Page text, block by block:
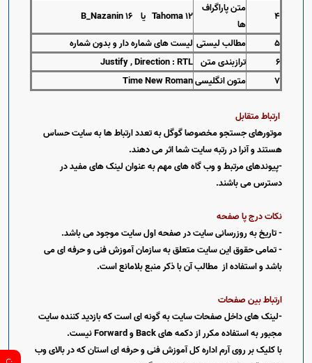
۴
متن پاراگراف
ها
Tahoma۱۲ یا B_Nazanin۱۶
۵
مطالب لیستی لیست های شماره دار و بدون شماره
۶
ترازبندی متن Justify , Direction : RTL
۷
متون انگلیسیTime New Roman
ارتباط متقابل
موتورهای جستجو مخصوصا گوگل به تعدد ارتباط ها به سایت حساس
هستند و آنرا در رتبه سایت شما اثر می دهند.
-پیوندهای مرتبط و وب گاه های مهم به عنوان لینک های مفید در
دسترس می باشند.
نکات درج پا صفحه
- تاریخ به روزرسانی سایت در صفحه اول سایت موجود می باشد.
- تمامی حقوق این سایت متعلق به سازمان آموزش فنی و حرفه ای می
باشد و استفاده از مطالب آن با ذکر منبع بلامانع است.
ارتباط بین صفحات
-لینک های داخل صفحات سایت به گونه ای است که بازدید کننده سایت
مجبور به استفاده مکرر از دکمه هایBackوForwardنیست.
با کلیک بر روی آرم اداره کل آموزش فنی و حرفه ای استان که در بالای وب